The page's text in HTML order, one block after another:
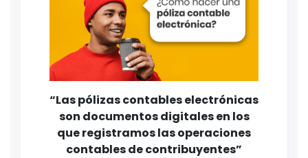
“Las pólizas contables electrónicas
son documentos digitales en los
que registramos las operaciones
contables de contribuyentes”